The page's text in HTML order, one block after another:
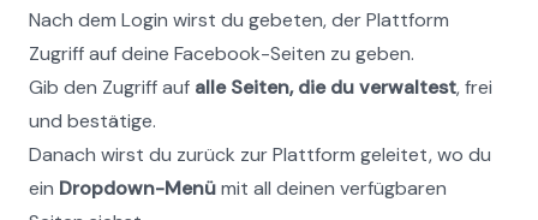
Nach dem Login wirst du gebeten, der Plattform
Zugriff auf deine Facebook-Seiten zu geben.
Gib den Zugriff auf alle Seiten, die du verwaltest, frei
und bestätige.
Danach wirst du zurück zur Plattform geleitet, wo du
ein Dropdown-Menü mit all deinen verfügbaren